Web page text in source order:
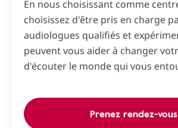
En nous choisissant comme
choisissez d'être pris en charge
audiologues qualifiés et
peuvent vous aider à changer
d'écouter le monde qui vous
Prenez rendez-vous